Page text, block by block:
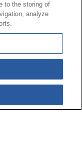
Comisión de
Proveedor
| Aviso legal
to the storing of
analyze